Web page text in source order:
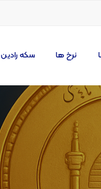
نرخ ها سکه رادین